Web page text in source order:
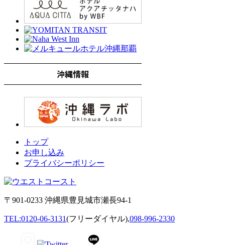
トップ
お申し込み
プライバシーポリシー
〒901-0233 沖縄県豊見城市瀬長94-1
TEL:0120-06-3131(フリーダイヤル),098-996-2330